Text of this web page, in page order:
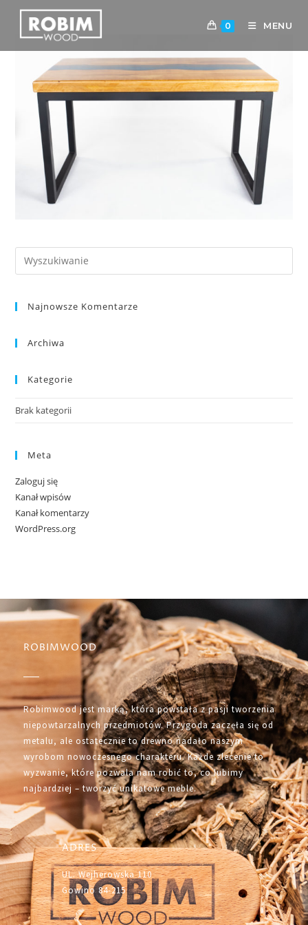
0 MENU
Najnowsze Komentarze
Archiwa
Kategorie
Brak kategorii
Meta
Zaloguj się
Kanał wpisów
Kanał komentarzy
WordPress.org
ROBIMWOOD
Robimwood jest marką, która powstała z pasji tworzenia
niepowtarzalnych przedmiotów. Przygoda zaczęła się od
metalu, ale ostatecznie to drewno nadało naszym
wyrobom nowoczesnego charakteru. Każde zlecenie to
wyzwanie, które pozwala nam robić to, co lubimy
najbardziej – tworzyć unikatowe meble.
ADRES
UL. Wejherowska 110
Gowino 84-215